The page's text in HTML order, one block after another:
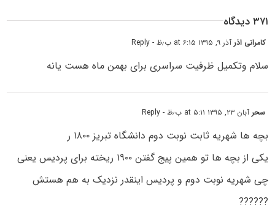
۳۷۱ دیدگاه
کامرانی اذرآذر ۹, ۱۳۹۵ at ۶:۱۵ ب٫ظ - Reply
سلام وتکمیل ظرفیت سراسری برای بهمن ماه هست یانه
سحرآبان ۲۳, ۱۳۹۵ at ۵:۱۱ ب٫ظ - Reply
بچه ها شهریه ثابت نوبت دوم دانشگاه تبریز ۱۸۰۰ ر
یکی از بچه ها تو همین پیج گفتن ۱۹۰۰ ریخته برای پردیس یعنی
چی شهریه نوبت دوم و پردیس اینقدر نزدیک به هم هستش
??????